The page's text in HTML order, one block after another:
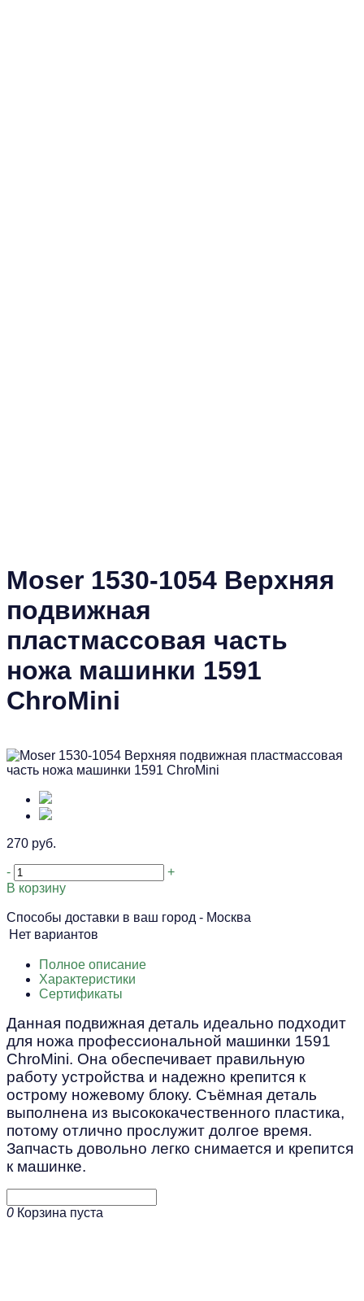
Moser 1530-1054 Верхняя
подвижная
пластмассовая часть
ножа машинки 1591
ChroMini
270 руб.
-
+
В корзину
Способы доставки в ваш город - Москва
Нет вариантов
Полное описание
Характеристики
Сертификаты
Данная подвижная деталь идеально подходит
для ножа профессиональной машинки 1591
ChroMini. Она обеспечивает правильную
работу устройства и надежно крепится к
острому ножевому блоку. Съёмная деталь
выполнена из высококачественного пластика,
потому отлично прослужит долгое время.
Запчасть довольно легко снимается и крепится
к машинке.
0 Корзина пуста